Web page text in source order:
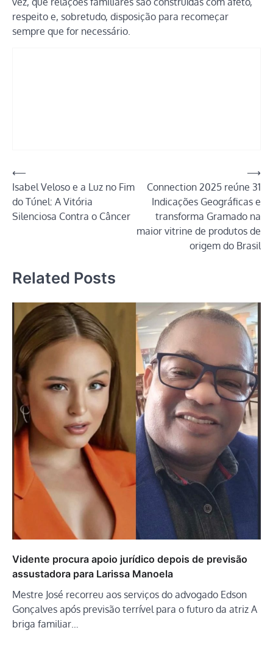
respeito e, sobretudo, disposição para recomeçar
sempre que for necessário.
Navegação
de
Post
⟵
Isabel Veloso e a Luz no Fim
do Túnel: A Vitória
Silenciosa Contra o Câncer
Connection 2025 reúne 31
Indicações Geográficas e
transforma Gramado na
maior vitrine de produtos de
origem do Brasil
⟶
Related Posts
Vidente procura apoio jurídico depois de previsão
assustadora para Larissa Manoela
Mestre José recorreu aos serviços do advogado Edson
Gonçalves após previsão terrível para o futuro da atriz A
briga familiar…